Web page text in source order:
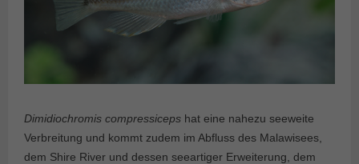
Dimidiochromis compressiceps hat eine nahezu seeweite
Verbreitung und kommt zudem im Abfluss des Malawisees,
dem Shire River und dessen seeartiger Erweiterung, dem